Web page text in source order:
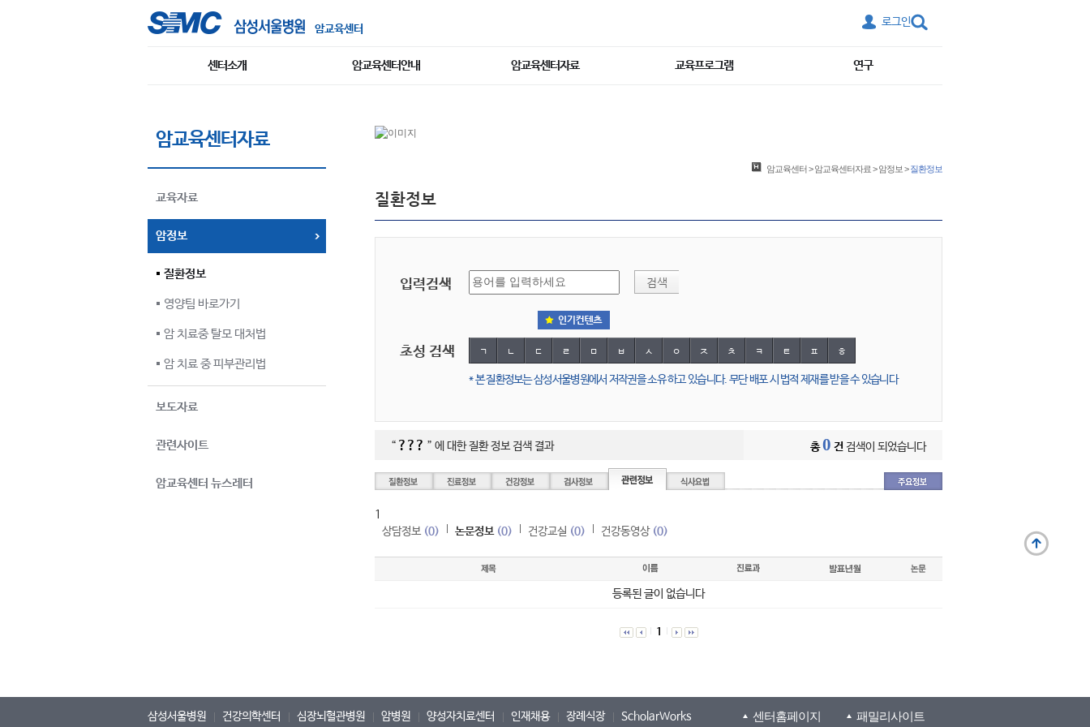
암교육센터
로그인
센터소개 암교육센터안내 암교육센터자료 교육프로그램 연구
암교육센터자료
교육자료
암정보
질환정보
영양팀 바로가기
암 치료중 탈모 대처법
암 치료 중 피부관리법
보도자료
관련사이트
암교육센터 뉴스레터
암교육센터>암교육센터자료 >암정보 >질환정보
질환정보
입력검색
초성 검색 ㄱ ㄴ ㄷ ㄹ ㅁ ㅂ ㅅ ㅇ ㅈ ㅊ ㅋ ㅌ ㅍ ㅎ
* 본 질환정보는 삼성서울병원에서 저작권을 소유 하고 있습니다. 무단 배포 시 법적 제재를 받을 수 있습니다
“ ??? ” 에 대한 질환 정보 검색 결과 총0 건 검색이 되었습니다
1
상담정보 (0) 논문정보 (0) 건강교실 (0) 건강동영상 (0)
등록된 글이 없습니다
1
삼성서울병원 건강의학센터 심장뇌혈관병원 암병원 양성자치료센터 인재채용 장례식장 ScholarWorks 센터홈페이지 패밀리사이트